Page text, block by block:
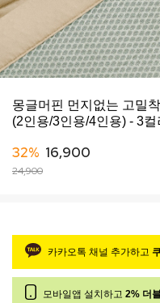
몽글머핀 먼지없는 고밀
(2인용/3인용/4인용) - 3컬
32% 16,900
24,900
카카오톡 채널 추가하고
모바일앱 설치하고 2% 더